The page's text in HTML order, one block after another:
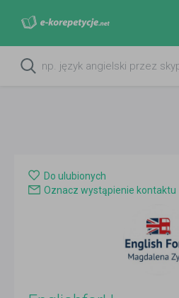
Do ulubionych
Oznacz wystąpienie kontaktu